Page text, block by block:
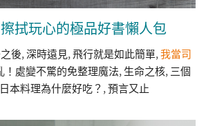
拭玩心的極品好書懶人包
後,深時遠見,飛行就是如此簡單,我當司
！處變不驚的免整理魔法,生命之核,三個
日本料理為什麼好吃？ ,預言又止